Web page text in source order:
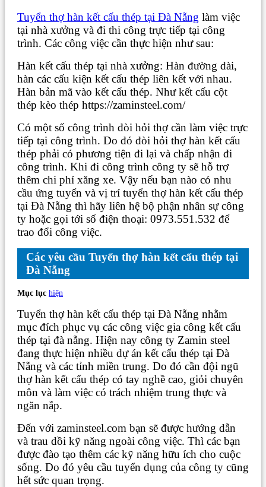
Tuyển thợ hàn kết cấu thép tại Đà Nẵng làm việc
tại nhà xưởng và đi thi công trực tiếp tại công
trình. Các công việc cần thực hiện như sau:
Hàn kết cấu thép tại nhà xưởng: Hàn đường dài,
hàn các cấu kiện kết cấu thép liên kết với nhau.
Hàn bản mã vào kết cấu thép. Như kết cấu cột
thép kèo thép https://zaminsteel.com/
Có một số công trình đòi hỏi thợ cần làm việc trực
tiếp tại công trình. Do đó đòi hỏi thợ hàn kết cấu
thép phải có phương tiện đi lại và chấp nhận đi
công trình. Khi đi công trình công ty sẽ hỗ trợ
thêm chi phí xăng xe. Vậy nếu bạn nào có nhu
cầu ứng tuyển và vị trí tuyển thợ hàn kết cấu thép
tại Đà Nẵng thì hãy liên hệ bộ phận nhân sự công
ty hoặc gọi tới số điện thoại: 0973.551.532 để
trao đổi công việc.
Các yêu cầu Tuyển thợ hàn kết cấu thép tại
Đà Nẵng
Mục lục hiện
Tuyển thợ hàn kết cấu thép tại Đà Nẵng nhằm
mục đích phục vụ các công việc gia công kết cấu
thép tại đà nẵng. Hiện nay công ty Zamin steel
đang thực hiện nhiều dự án kết cấu thép tại Đà
Nẵng và các tỉnh miền trung. Do đó cần đội ngũ
thợ hàn kết cấu thép có tay nghề cao, giỏi chuyên
môn và làm việc có trách nhiệm trung thực và
ngăn nắp.
Đến với zaminsteel.com bạn sẽ được hướng dẫn
và trau dồi kỹ năng ngoài công việc. Thì các bạn
được đào tạo thêm các kỹ năng hữu ích cho cuộc
sống. Do đó yêu cầu tuyển dụng của công ty cũng
hết sức quan trọng.